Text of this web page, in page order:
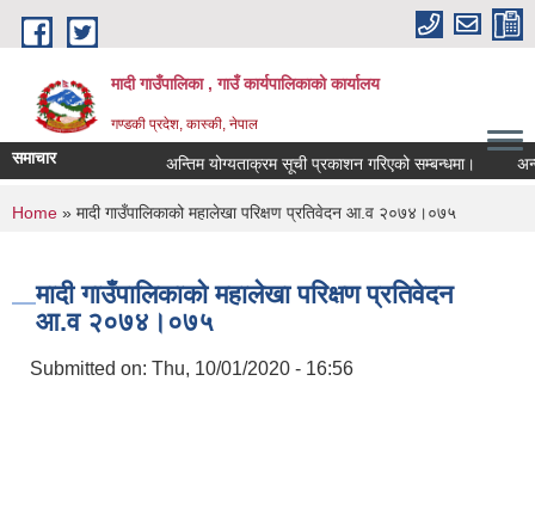
Skip to main content
मादी गाउँपालिका , गाउँ कार्यपालिकाको कार्यालय
गण्डकी प्रदेश, कास्की, नेपाल
समाचार अन्तिम योग्यताक्रम सूची प्रकाशन गरिएको सम्बन्धमा।
You are here
Home » मादी गाउँपालिकाको महालेखा परिक्षण प्रतिवेदन आ.व २०७४।०७५
मादी गाउँपालिकाको महालेखा परिक्षण प्रतिवेदन
आ.व २०७४।०७५
Submitted on: Thu, 10/01/2020 - 16:56